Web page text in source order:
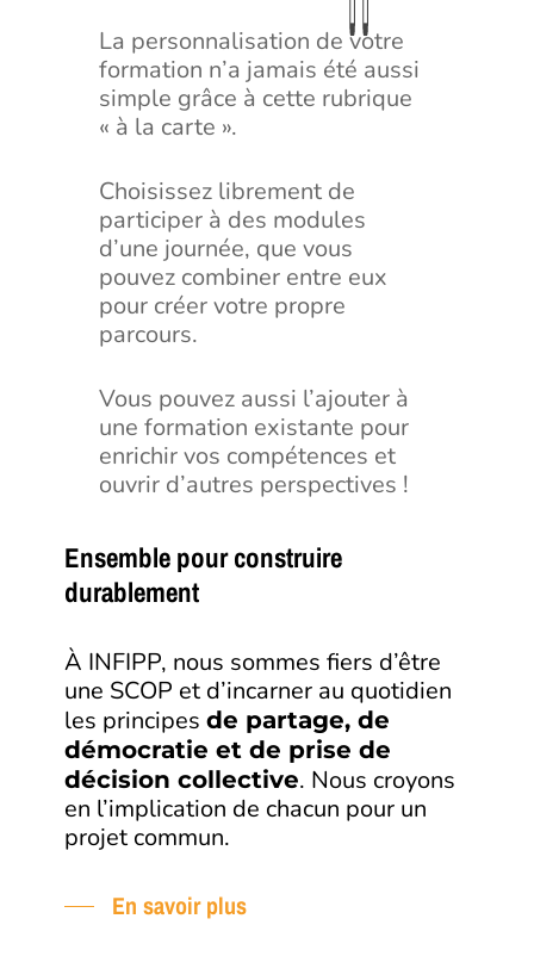
La personnalisation de votre
formation n’a jamais été aussi
simple grâce à cette rubrique
« à la carte ».
Choisissez librement de
participer à des modules
d’une journée, que vous
pouvez combiner entre eux
pour créer votre propre
parcours.
Vous pouvez aussi l’ajouter à
une formation existante pour
enrichir vos compétences et
ouvrir d’autres perspectives !
Ensemble pour construire
durablement
À INFIPP, nous sommes fiers d’être
une SCOP et d’incarner au quotidien
les principesde partage, de
démocratie et de prise de
décision collective. Nous croyons
en l’implication de chacun pour un
projet commun.
En savoir plus